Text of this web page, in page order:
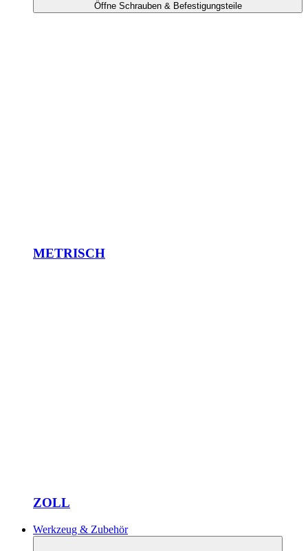
Öffne Schrauben & Befestigungsteile
METRISCH
ZOLL
Werkzeug & Zubehör